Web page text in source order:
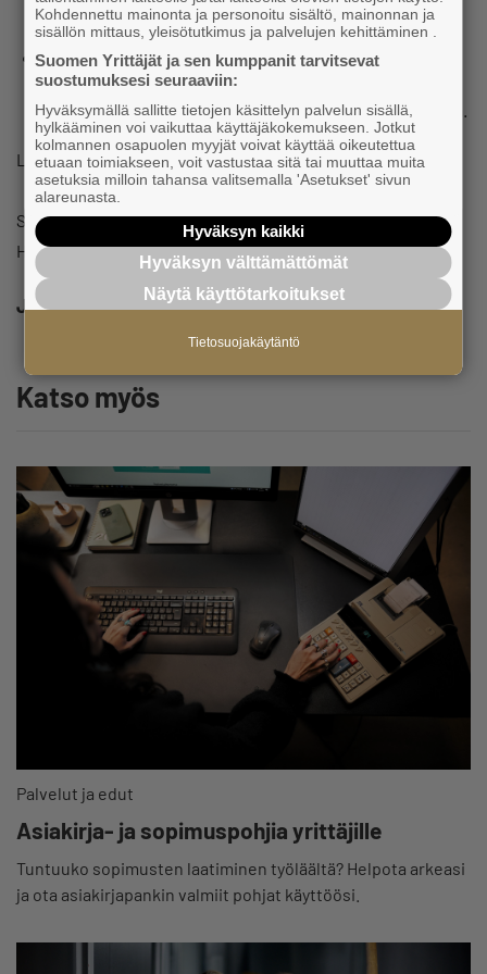
turvansa taso tulee lisätä
Lisäksi on selvitettävä rahastoinnin sisällyttäminen
myös YEL-järjestelmään, sillä se on ainoa keino
pienentää kasvavaa valtion osuutta yrittäjien eläkkeistä.
Lisätietoa:
Suomen Yrittäjien työmarkkina-asioiden päällikkö Harri
Hellsten,harri.hellsten@yrittajat.fi, 050 502
Jaa
Katso myös
Palvelut ja edut
Asiakirja- ja sopimuspohjia yrittäjille
Tuntuuko sopimusten laatiminen työläältä? Helpota arkeasi
ja ota asiakirjapankin valmiit pohjat käyttöösi.
Kohdennettu mainonta ja personoitu sisältö, mainonnan ja
sisällön mittaus, yleisötutkimus ja palvelujen kehittäminen .
Suomen Yrittäjät ja sen kumppanit tarvitsevat
suostumuksesi seuraaviin:
Hyväksymällä sallitte tietojen käsittelyn palvelun sisällä,
hylkääminen voi vaikuttaa käyttäjäkokemukseen. Jotkut
kolmannen osapuolen myyjät voivat käyttää oikeutettua
etuaan toimiakseen, voit vastustaa sitä tai muuttaa muita
asetuksia milloin tahansa valitsemalla 'Asetukset' sivun
alareunasta.
Hyväksyn kaikki
Hyväksyn välttämättömät
Näytä käyttötarkoitukset
Tietosuojakäytäntö